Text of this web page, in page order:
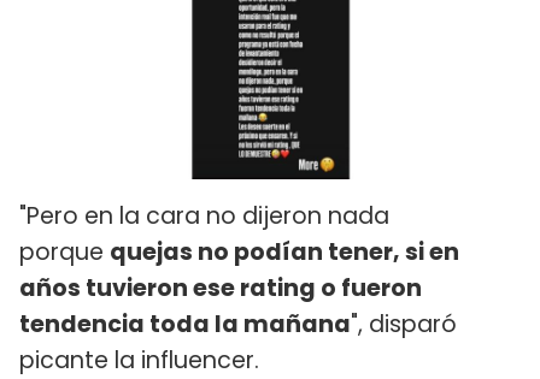
"Pero en la cara no dijeron nada
porque quejas no podían tener, si en
años tuvieron ese rating o fueron
tendencia toda la mañana", disparó
picante la influencer.